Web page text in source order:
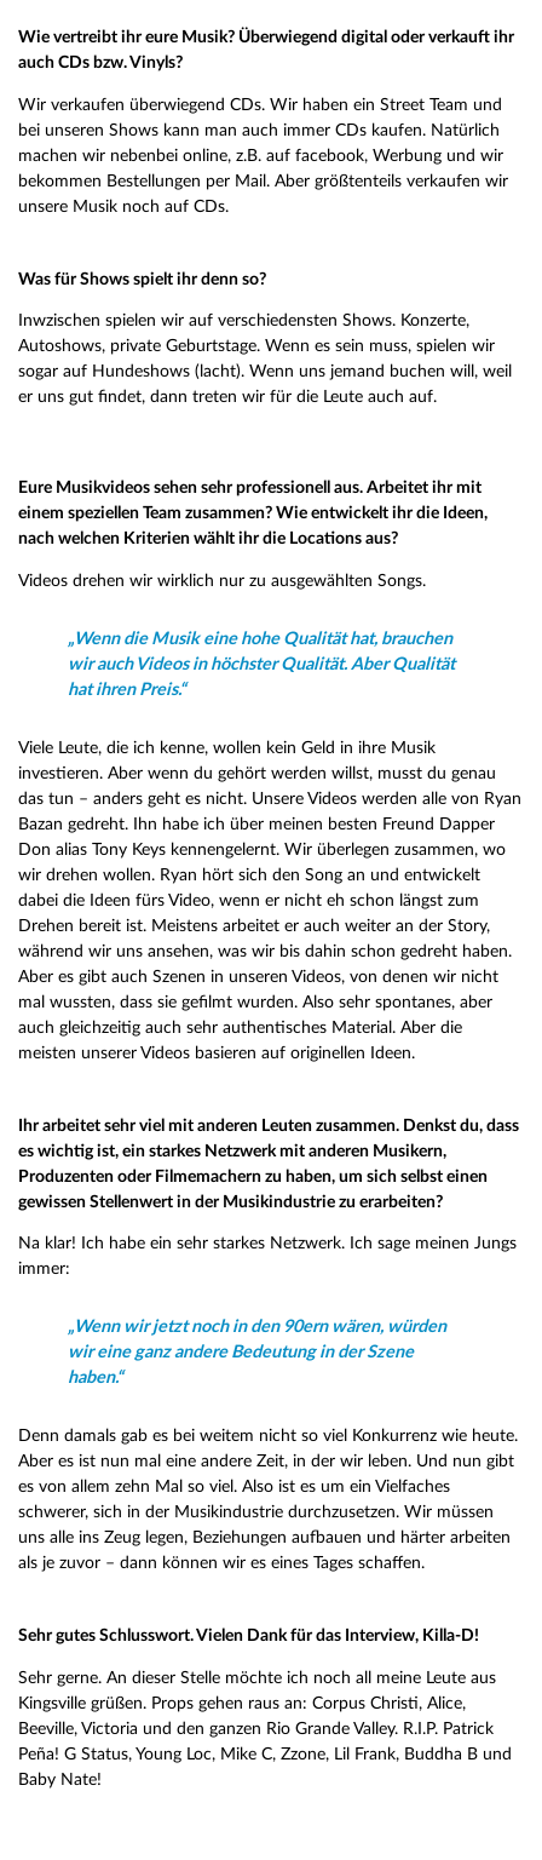
Wie vertreibt ihr eure Musik? Überwiegend digital oder verkauft ihr
auch CDs bzw. Vinyls?
Wir verkaufen überwiegend CDs. Wir haben ein Street Team und
bei unseren Shows kann man auch immer CDs kaufen. Natürlich
machen wir nebenbei online, z.B. auf facebook, Werbung und wir
bekommen Bestellungen per Mail. Aber größtenteils verkaufen wir
unsere Musik noch auf CDs.
Was für Shows spielt ihr denn so?
Inwzischen spielen wir auf verschiedensten Shows. Konzerte,
Autoshows, private Geburtstage. Wenn es sein muss, spielen wir
sogar auf Hundeshows (lacht). Wenn uns jemand buchen will, weil
er uns gut findet, dann treten wir für die Leute auch auf.
Eure Musikvideos sehen sehr professionell aus. Arbeitet ihr mit
einem speziellen Team zusammen? Wie entwickelt ihr die Ideen,
nach welchen Kriterien wählt ihr die Locations aus?
Videos drehen wir wirklich nur zu ausgewählten Songs.
„Wenn die Musik eine hohe Qualität hat, brauchen
wir auch Videos in höchster Qualität. Aber Qualität
hat ihren Preis.“
Viele Leute, die ich kenne, wollen kein Geld in ihre Musik
investieren. Aber wenn du gehört werden willst, musst du genau
das tun – anders geht es nicht. Unsere Videos werden alle von Ryan
Bazan gedreht. Ihn habe ich über meinen besten Freund Dapper
Don alias Tony Keys kennengelernt. Wir überlegen zusammen, wo
wir drehen wollen. Ryan hört sich den Song an und entwickelt
dabei die Ideen fürs Video, wenn er nicht eh schon längst zum
Drehen bereit ist. Meistens arbeitet er auch weiter an der Story,
während wir uns ansehen, was wir bis dahin schon gedreht haben.
Aber es gibt auch Szenen in unseren Videos, von denen wir nicht
mal wussten, dass sie gefilmt wurden. Also sehr spontanes, aber
auch gleichzeitig auch sehr authentisches Material. Aber die
meisten unserer Videos basieren auf originellen Ideen.
Ihr arbeitet sehr viel mit anderen Leuten zusammen. Denkst du, dass
es wichtig ist, ein starkes Netzwerk mit anderen Musikern,
Produzenten oder Filmemachern zu haben, um sich selbst einen
gewissen Stellenwert in der Musikindustrie zu erarbeiten?
Na klar! Ich habe ein sehr starkes Netzwerk. Ich sage meinen Jungs
immer:
„Wenn wir jetzt noch in den 90ern wären, würden
wir eine ganz andere Bedeutung in der Szene
haben.“
Denn damals gab es bei weitem nicht so viel Konkurrenz wie heute.
Aber es ist nun mal eine andere Zeit, in der wir leben. Und nun gibt
es von allem zehn Mal so viel. Also ist es um ein Vielfaches
schwerer, sich in der Musikindustrie durchzusetzen. Wir müssen
uns alle ins Zeug legen, Beziehungen aufbauen und härter arbeiten
als je zuvor – dann können wir es eines Tages schaffen.
Sehr gutes Schlusswort. Vielen Dank für das Interview, Killa-D!
Sehr gerne. An dieser Stelle möchte ich noch all meine Leute aus
Kingsville grüßen. Props gehen raus an: Corpus Christi, Alice,
Beeville, Victoria und den ganzen Rio Grande Valley. R.I.P. Patrick
Peña! G Status, Young Loc, Mike C, Zzone, Lil Frank, Buddha B und
Baby Nate!